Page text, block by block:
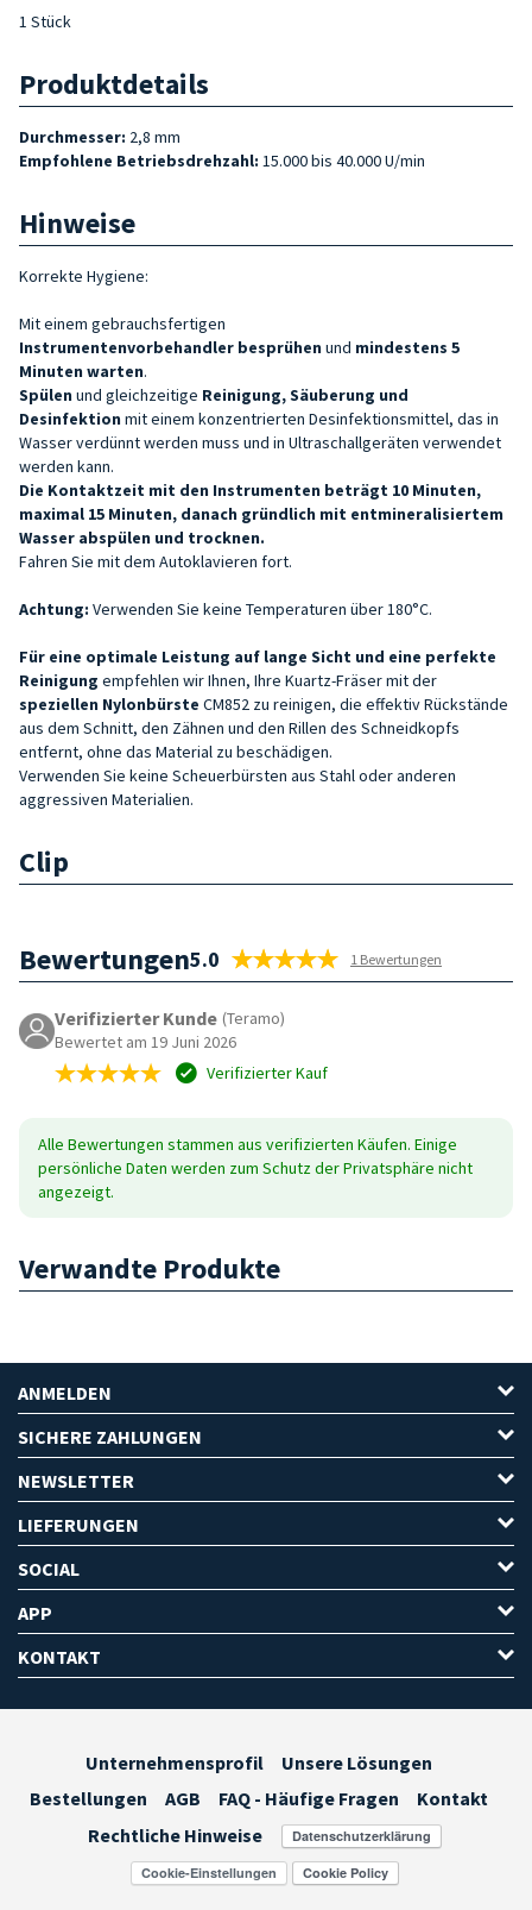
1 Stück
Produktdetails
Durchmesser: 2,8 mm
Empfohlene Betriebsdrehzahl: 15.000 bis 40.000 U/min
Hinweise
Korrekte Hygiene:
Mit einem gebrauchsfertigen
Instrumentenvorbehandler besprühen und mindestens 5
Minuten warten.
Spülen und gleichzeitige Reinigung, Säuberung und
Desinfektion mit einem konzentrierten Desinfektionsmittel, das in
Wasser verdünnt werden muss und in Ultraschallgeräten verwendet
werden kann.
Die Kontaktzeit mit den Instrumenten beträgt 10 Minuten,
maximal 15 Minuten, danach gründlich mit entmineralisiertem
Wasser abspülen und trocknen.
Fahren Sie mit dem Autoklavieren fort.
Achtung: Verwenden Sie keine Temperaturen über 180°C.
Für eine optimale Leistung auf lange Sicht und eine perfekte
Reinigung empfehlen wir Ihnen, Ihre Kuartz-Fräser mit der
speziellen Nylonbürste CM852 zu reinigen, die effektiv Rückstände
aus dem Schnitt, den Zähnen und den Rillen des Schneidkopfs
entfernt, ohne das Material zu beschädigen.
Verwenden Sie keine Scheuerbürsten aus Stahl oder anderen
aggressiven Materialien.
Clip
Bewertungen5.0 1 Bewertungen
Verifizierter Kunde (Teramo)
Bewertet am 19 Juni 2026
Verifizierter Kauf
Alle Bewertungen stammen aus verifizierten Käufen. Einige
persönliche Daten werden zum Schutz der Privatsphäre nicht
angezeigt.
Verwandte Produkte
ANMELDEN
SICHERE ZAHLUNGEN
NEWSLETTER
LIEFERUNGEN
SOCIAL
APP
KONTAKT
Unternehmensprofil
Unsere Lösungen
Bestellungen
AGB FAQ - Häufige Fragen
Kontakt
Rechtliche Hinweise
Cookie-Einstellungen